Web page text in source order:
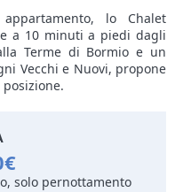
lo Chalet
a 10 minuti a piedi dagli
Terme di Bormio e un
Vecchi e Nuovi, propone
solo pernottamento